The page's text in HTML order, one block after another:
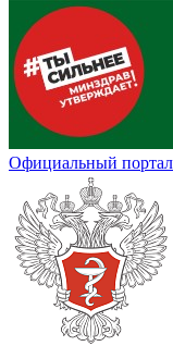
Официальный